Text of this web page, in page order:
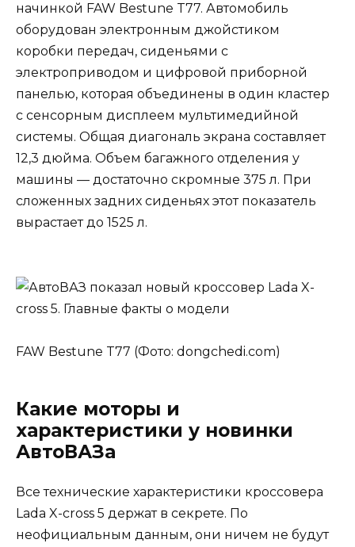
начинкой FAW Bestune T77. Автомобиль
оборудован электронным джойстиком
коробки передач, сиденьями с
электроприводом и цифровой приборной
панелью, которая объединены в один кластер
с сенсорным дисплеем мультимедийной
системы. Общая диагональ экрана составляет
12,3 дюйма. Объем багажного отделения у
машины — достаточно скромные 375 л. При
сложенных задних сиденьях этот показатель
вырастает до 1525 л.
FAW Bestune T77 (Фото: dongchedi.com)
Какие моторы и
характеристики у новинки
АвтоВАЗа
Все технические характеристики кроссовера
Lada X-cross 5 держат в секрете. По
неофициальным данным, они ничем не будут